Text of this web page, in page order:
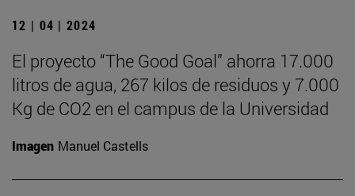
12 | 04 | 2024
El proyecto “The Good Goal” ahorra 17.000
litros de agua, 267 kilos de residuos y 7.000
Kg de CO2 en el campus de la Universidad
Imagen Manuel Castells